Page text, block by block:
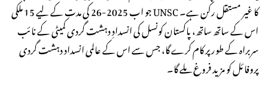
جو اب 2025-26 کی مدت کے لیے 15 ملکی UNSC کا غیر مستقل رکن ہے۔
اس کے ساتھ ساتھ، پاکستان کونسل کی انسدادِ دہشت گردی کمیٹی کے نائب
سربراہ کے طور پر کام کرے گا، جس سے اس کے عالمی انسداد دہشت گردی
پروفائل کو مزید فروغ ملے گا۔